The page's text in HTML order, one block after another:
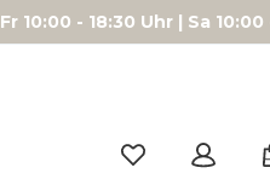
10:00 - 18:30 Uhr | Sa 10:00